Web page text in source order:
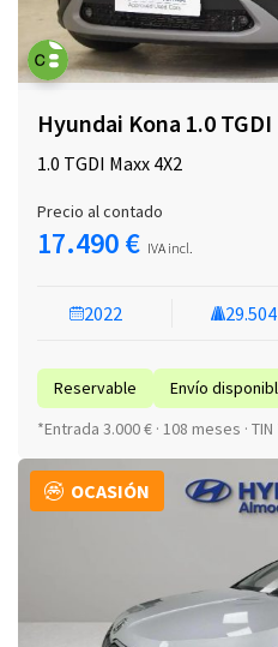
Hyundai Kona 1.0
1.0 TGDI Maxx 4X2
2022
Reservable
Envío
*Entrada 3.000 € · 108 meses ·
Precio al contado
17.490 € IVA incl.
OCASIÓN